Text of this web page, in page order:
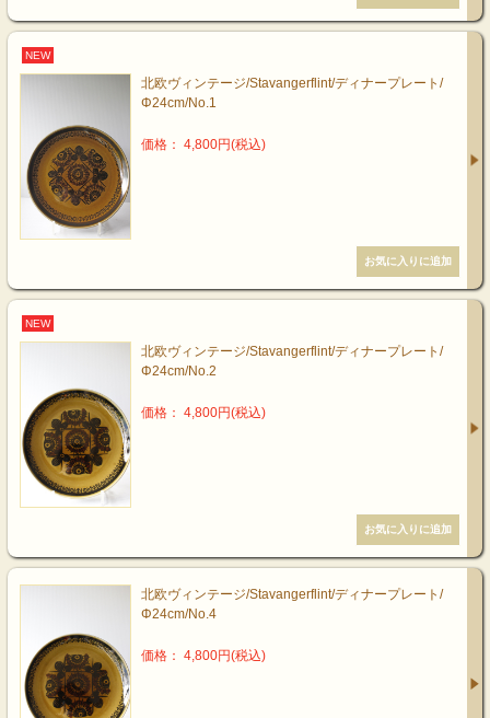
NEW
北欧ヴィンテージ/Stavangerflint/ディナープレート/
Φ24cm/No.1
価格： 4,800円(税込)
NEW
北欧ヴィンテージ/Stavangerflint/ディナープレート/
Φ24cm/No.2
価格： 4,800円(税込)
北欧ヴィンテージ/Stavangerflint/ディナープレート/
Φ24cm/No.4
価格： 4,800円(税込)